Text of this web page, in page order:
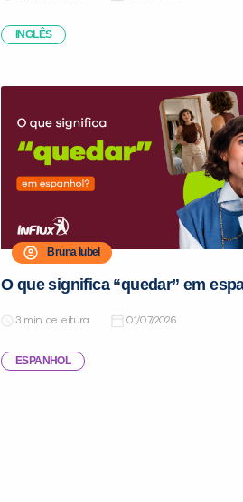
INGLÊS
Bruna Iubel
O que significa “quedar” em
de leitura 01/07/2026
ESPANHOL